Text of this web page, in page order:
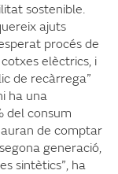
sostenible.
ajuts
procés de
elèctrics, i
de recàrrega”
ha una
del consum
de comptar
generació,
sintètics”, ha